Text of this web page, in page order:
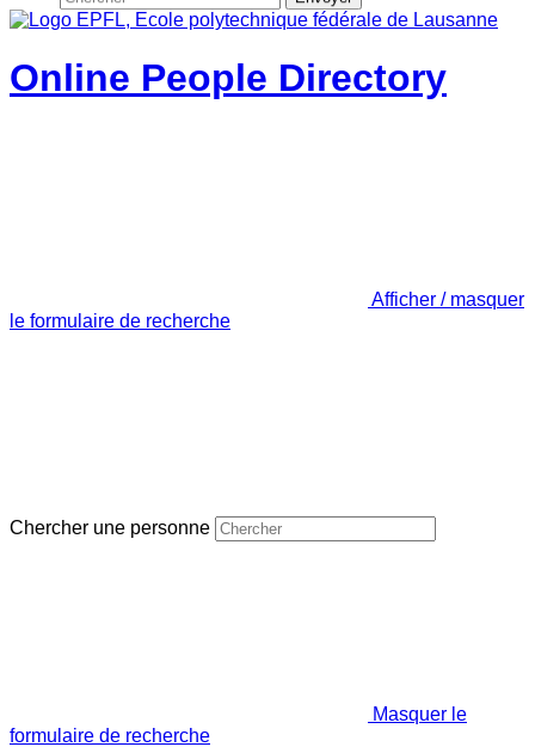
Online People Directory
Afficher / masquer
le formulaire de recherche
Chercher une personne
Masquer le
formulaire de recherche